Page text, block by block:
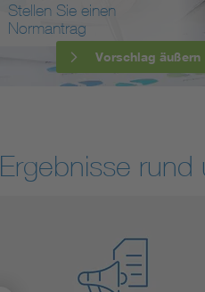
Stellen Sie einen
Normantrag
Vorschlag äußern
Ergebnisse